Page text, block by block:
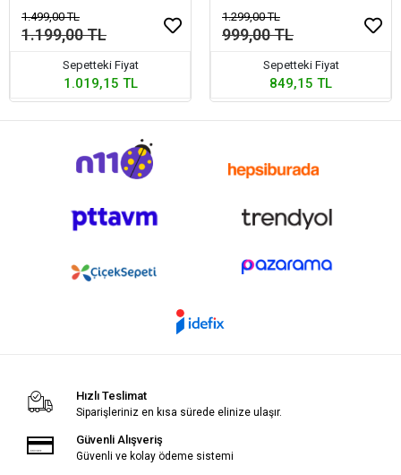
1.499,00 TL
1.199,00 TL
Sepetteki Fiyat
1.019,15 TL
1.299,00 TL
999,00 TL
Sepetteki Fiyat
849,15 TL
Hızlı Teslimat
Siparişleriniz en kısa sürede elinize ulaşır.
Güvenli Alışveriş
Güvenli ve kolay ödeme sistemi